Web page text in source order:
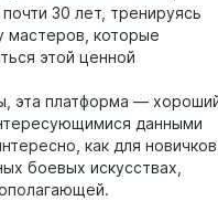
30 лет, тренируясь
мастеров, которые
этой ценной
эта платформа —
данными
как для новичков,
боевых искусствах,